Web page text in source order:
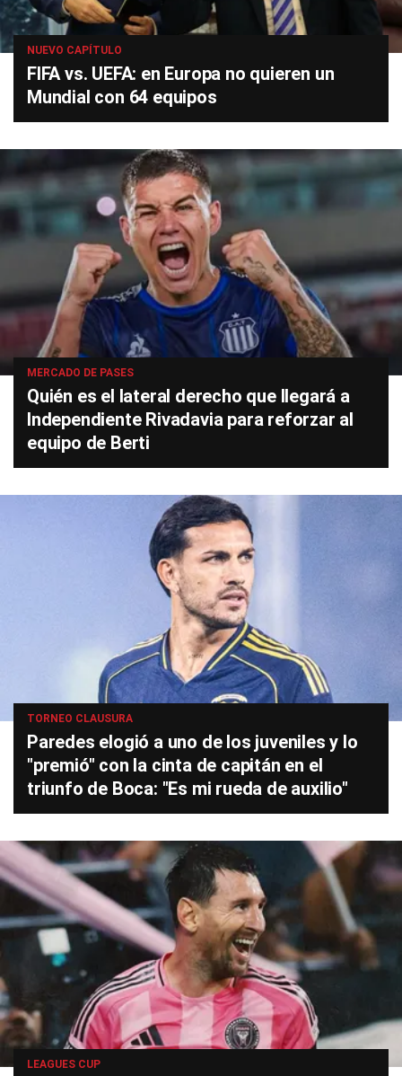
NUEVO CAPÍTULO
FIFA vs. UEFA: en Europa no quieren un
Mundial con 64 equipos
MERCADO DE PASES
Quién es el lateral derecho que llegará a
Independiente Rivadavia para reforzar al
equipo de Berti
TORNEO CLAUSURA
Paredes elogió a uno de los juveniles y lo
"premió" con la cinta de capitán en el
triunfo de Boca: "Es mi rueda de auxilio"
LEAGUES CUP